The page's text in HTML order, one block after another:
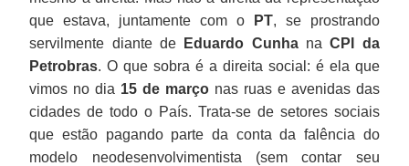
que estava, juntamente com o
PT, se prostrando
servilmente diante de
Eduardo CunhanaCPI da
Petrobras. O que sobra é a direita social: é ela que
vimos no dia 15 de março nas ruas e avenidas das
cidades de todo o País. Trata-se de setores sociais
que estão pagando parte da conta da falência do
modelo neodesenvolvimentista (sem contar seu